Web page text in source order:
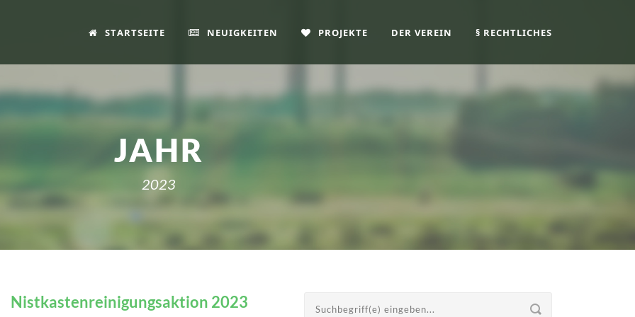
STARTSEITE NEUIGKEITEN PROJEKTE DER VEREIN § RECHTLICHES
JAHR
2023
Nistkastenreinigungsaktion 2023